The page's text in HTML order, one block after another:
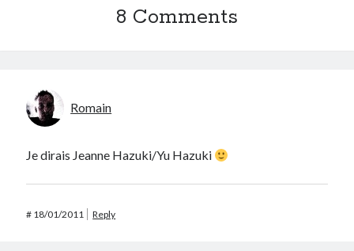
8 Comments
Romain
Je dirais Jeanne Hazuki/Yu Hazuki
# 18/01/2011 Reply